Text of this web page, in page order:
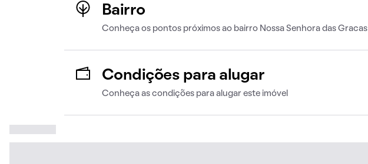
Bairro
Conheça os pontos próximos ao bairro Nossa Senhora das Gracas
Condições para alugar
Conheça as condições para alugar este imóvel